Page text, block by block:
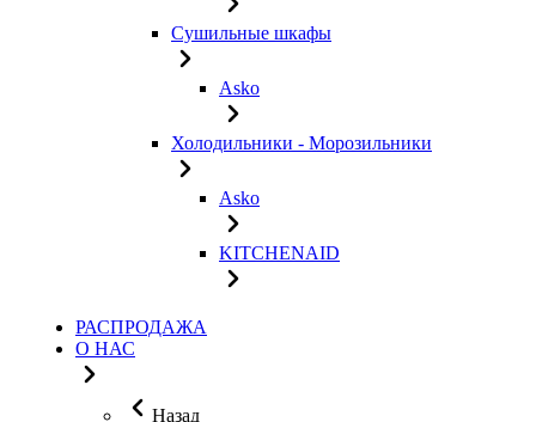
Сушильные шкафы
Asko
Холодильники - Морозильники
Asko
KITCHENAID
РАСПРОДАЖА
О НАС
Назад